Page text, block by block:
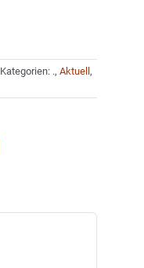
Kategorien: ., Aktuell ,